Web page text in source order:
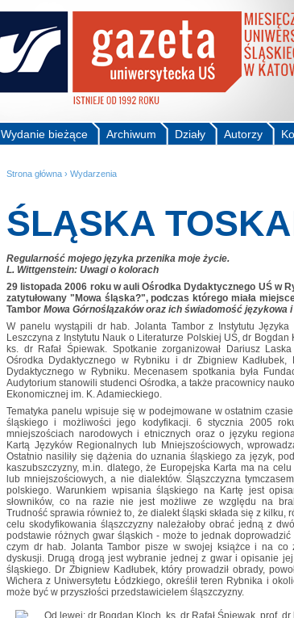
Autorzy
Działy
Archiwum
Wydanie bieżące
Strona główna › Wydarzenia
ŚLĄSKA
Regularność mojego języka przenika moje życie.
L. Wittgenstein: Uwagi o kolorach
29 listopada 2006 roku w auli Ośrodka Dydaktycznego UŚ w
zatytułowany "Mowa śląska?", podczas którego miała
Tambor Mowa Górnoślązaków oraz ich świadomość językowa
W panelu wystąpili dr hab. Jolanta Tambor z Instytutu
Leszczyna z Instytutu Nauk o Literaturze Polskiej UŚ, dr
ks. dr Rafał Śpiewak. Spotkanie zorganizował Dariusz
Ośrodka Dydaktycznego w Rybniku i dr Zbigniew Kadłubek,
Dydaktycznego w Rybniku. Mecenasem spotkania była
Audytorium stanowili studenci Ośrodka, a także pracownicy
Ekonomicznej im. K. Adamieckiego.
Tematyka panelu wpisuje się w podejmowane w ostatnim
śląskiego i możliwości jego kodyfikacji. 6 stycznia 2005
mniejszościach narodowych i etnicznych oraz o języku
Kartą Języków Regionalnych lub Mniejszościowych,
Ostatnio nasiliły się dążenia do uznania śląskiego za język,
kaszubszczyzny, m.in. dlatego, że Europejska Karta ma na
lub mniejszościowych, a nie dialektów. Śląszczyzna
polskiego. Warunkiem wpisania śląskiego na Kartę jest
słowników, co na razie nie jest możliwe ze względu na
Trudność sprawia również to, że dialekt śląski składa się z kilku,
celu skodyfikowania śląszczyzny należałoby obrać jedną z
podstawie różnych gwar śląskich - może to jednak
czym dr hab. Jolanta Tambor pisze w swojej książce i na co
dyskusji. Drugą drogą jest wybranie jednej z gwar i opisanie
śląskiego. Dr Zbigniew Kadłubek, który prowadził obrady,
Wichera z Uniwersytetu Łódzkiego, określił teren Rybnika i
może być w przyszłości przedstawicielem śląszczyzny.